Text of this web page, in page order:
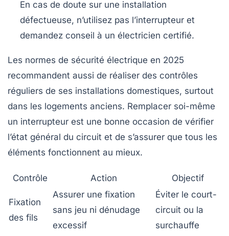
En cas de doute sur une installation
défectueuse, n’utilisez pas l’interrupteur et
demandez conseil à un électricien certifié.
Les normes de sécurité électrique en 2025
recommandent aussi de réaliser des contrôles
réguliers de ses installations domestiques, surtout
dans les logements anciens. Remplacer soi-même
un interrupteur est une bonne occasion de vérifier
l’état général du circuit et de s’assurer que tous les
éléments fonctionnent au mieux.
Contrôle Action Objectif
Fixation
des fils
Assurer une fixation
sans jeu ni dénudage
excessif
Éviter le court-
circuit ou la
surchauffe